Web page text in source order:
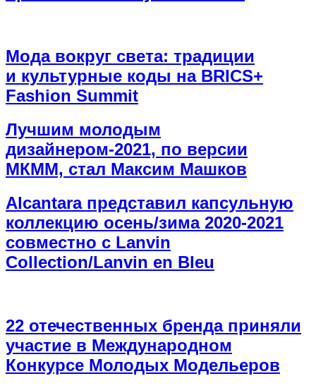
Мода вокруг света: традиции
и культурные коды на BRICS+
Fashion Summit
Лучшим молодым
дизайнером-2021, по версии
МКММ, стал Максим Машков
Alcantara представил капсульную
коллекцию осень/зима 2020-2021
совместно с Lanvin
Collection/Lanvin en Bleu
22 отечественных бренда приняли
участие в Международном
Конкурсе Молодых Модельеров